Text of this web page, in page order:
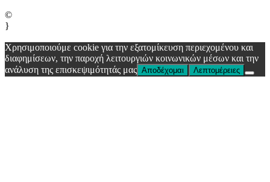
©
}
Χρησιμοποιούμε cookie για την εξατομίκευση περιεχομένου και
διαφημίσεων, την παροχή λειτουργιών κοινωνικών μέσων και την
ανάλυση της επισκεψιμότητάς μας Αποδέχομαι Λεπτομέρειες